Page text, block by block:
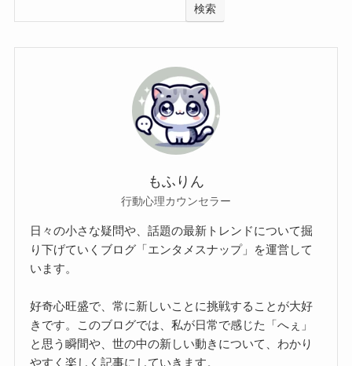
検索
もふりん
行動心理カウンセラー
日々の小さな疑問や、話題の最新トレンドについて掘
り下げていくブログ「エンタメスナップ」を運営して
います。
好奇心旺盛で、常に新しいことに挑戦することが大好
きです。このブログでは、私が日常で感じた「へぇ」
と思う瞬間や、世の中の新しい動きについて、わかり
やすく楽しく記事にしていきます。